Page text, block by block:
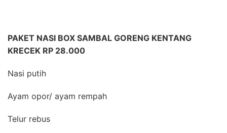
PAKET NASI BOX SAMBAL GORENG KENTANG
KRECEK RP 28.000
Nasi putih
Ayam opor/ ayam rempah
Telur rebus